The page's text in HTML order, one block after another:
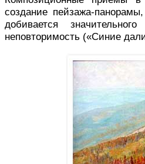
создание пейзажа-
добивается
неповторимость («Синие